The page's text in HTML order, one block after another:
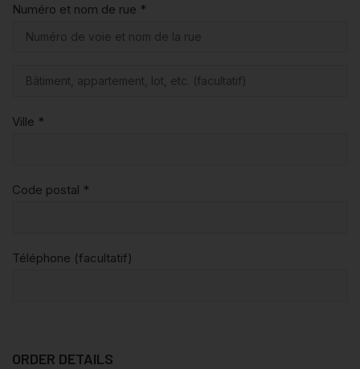
Numéro et nom de rue *
Ville *
Code postal *
Téléphone (facultatif)
ORDER DETAILS